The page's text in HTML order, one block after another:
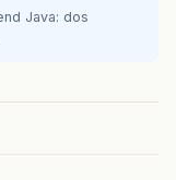
Java: dos